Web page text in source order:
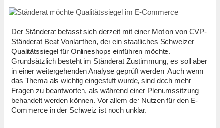
Der Ständerat befasst sich derzeit mit einer Motion von CVP-
Ständerat Beat Vonlanthen, der ein staatliches Schweizer
Qualitätssiegel für Onlineshops einführen möchte.
Grundsätzlich besteht im Ständerat Zustimmung, es soll aber
in einer weitergehenden Analyse geprüft werden. Auch wenn
das Thema als wichtig eingestuft wurde, sind doch mehr
Fragen zu beantworten, als während einer Plenumssitzung
behandelt werden können. Vor allem der Nutzen für den E-
Commerce in der Schweiz ist noch unklar.